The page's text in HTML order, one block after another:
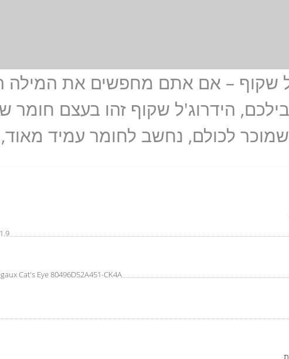
שקוף – אם אתם מחפשים את המילה
שמוכר לכולם, נחשב לחומר עמיד
21.9 ×
Cat's Eye 80496D52A451-CK4A